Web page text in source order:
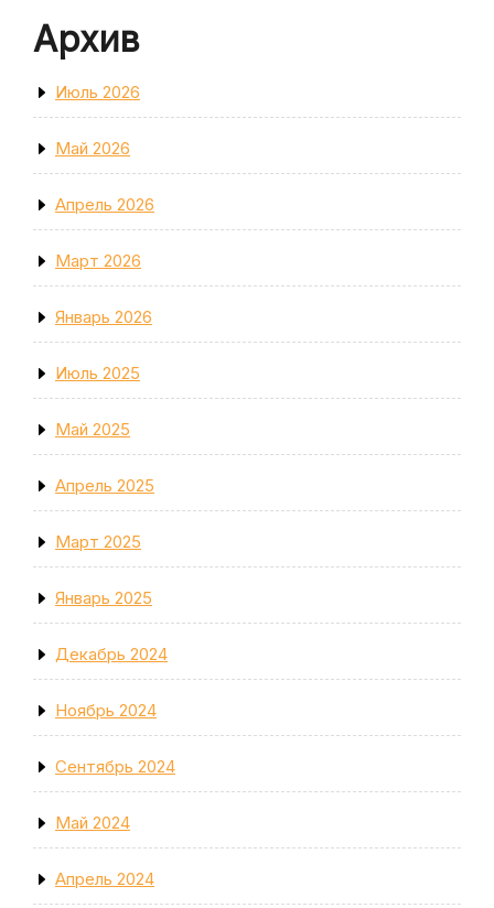
Архив
Июль 2026
Май 2026
Апрель 2026
Март 2026
Январь 2026
Июль 2025
Май 2025
Апрель 2025
Март 2025
Январь 2025
Декабрь 2024
Ноябрь 2024
Сентябрь 2024
Май 2024
Апрель 2024